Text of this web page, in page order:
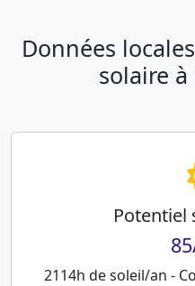
Données
solaire
Potentiel
2114h de soleil/an -